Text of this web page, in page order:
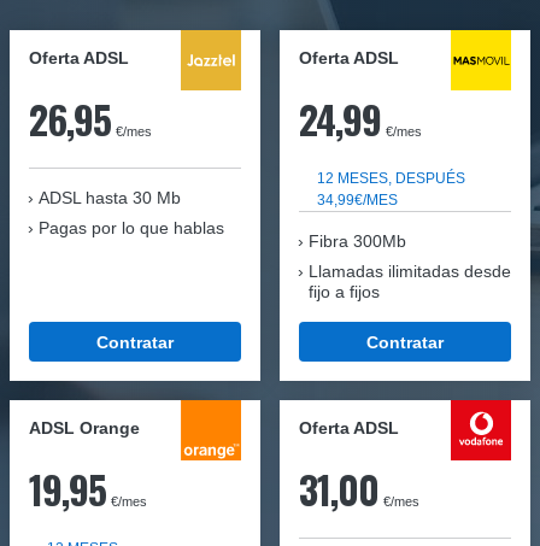
Oferta ADSL
26,95 €/mes
ADSL hasta 30 Mb
Pagas por lo que hablas
Contratar
Oferta ADSL
24,99 €/mes
12 MESES, DESPUÉS
34,99€/MES
Fibra 300Mb
Llamadas ilimitadas desde
fijo a fijos
Contratar
ADSL Orange
19,95 €/mes
Oferta ADSL
31,00 €/mes